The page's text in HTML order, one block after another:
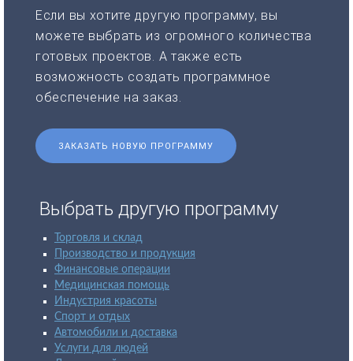
Если вы хотите другую программу, вы
можете выбрать из огромного количества
готовых проектов. А также есть
возможность создать программное
обеспечение на заказ.
ЗАКАЗАТЬ НОВУЮ ПРОГРАММУ
Выбрать другую программу
Торговля и склад
Производство и продукция
Финансовые операции
Медицинская помощь
Индустрия красоты
Спорт и отдых
Автомобили и доставка
Услуги для людей